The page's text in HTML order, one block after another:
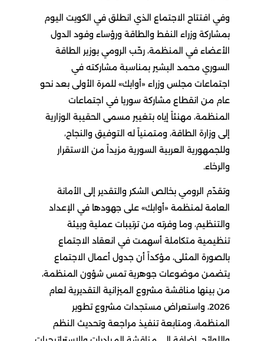
وفي افتتاح الاجتماع الذي انطلق في الكويت اليوم
بمشاركة وزراء النفط والطاقة ورؤساء وفود الدول
الأعضاء في المنظمة، رحّب الرومي بوزير الطاقة
السوري محمد البشير بمناسبة مشاركته في
اجتماعات مجلس وزراء «أوابك» للمرة الأولى بعد نحو
عام من انقطاع مشاركة سوريا في اجتماعات
المنظمة، مهنئاً إياه بتغيير مسمى الحقيبة الوزارية
إلى وزارة الطاقة، ومتمنياً له التوفيق والنجاح،
وللجمهورية العربية السورية مزيداً من الاستقرار
والرخاء.
وتقدّم الرومي بخالص الشكر والتقدير إلى الأمانة
العامة لمنظمة «أوابك» على جهودها في الإعداد
والتنظيم، وما وفرته من ترتيبات عملية وبيئة
تنظيمية متكاملة أسهمت في انعقاد الاجتماع
بالصورة المثلى، مؤكداً أن جدول أعمال الاجتماع
يتضمن موضوعات جوهرية تمس شؤون المنظمة،
من بينها مناقشة مشروع الميزانية التقديرية لعام
2026، واستعراض مستجدات مشروع تطوير
المنظمة، ومتابعة تنفيذ مراجعة وتحديث النظم